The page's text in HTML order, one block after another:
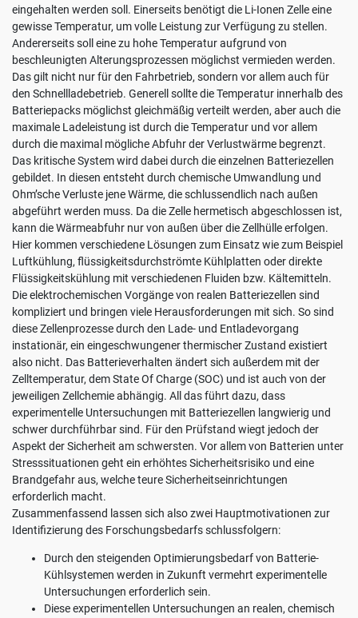
eingehalten werden soll. Einerseits benötigt die Li-Ionen Zelle eine
gewisse Temperatur, um volle Leistung zur Verfügung zu stellen.
Andererseits soll eine zu hohe Temperatur aufgrund von
beschleunigten Alterungsprozessen möglichst vermieden werden.
Das gilt nicht nur für den Fahrbetrieb, sondern vor allem auch für
den Schnellladebetrieb. Generell sollte die Temperatur innerhalb des
Batteriepacks möglichst gleichmäßig verteilt werden, aber auch die
maximale Ladeleistung ist durch die Temperatur und vor allem
durch die maximal mögliche Abfuhr der Verlustwärme begrenzt.
Das kritische System wird dabei durch die einzelnen Batteriezellen
gebildet. In diesen entsteht durch chemische Umwandlung und
Ohm’sche Verluste jene Wärme, die schlussendlich nach außen
abgeführt werden muss. Da die Zelle hermetisch abgeschlossen ist,
kann die Wärmeabfuhr nur von außen über die Zellhülle erfolgen.
Hier kommen verschiedene Lösungen zum Einsatz wie zum Beispiel
Luftkühlung, flüssigkeitsdurchströmte Kühlplatten oder direkte
Flüssigkeitskühlung mit verschiedenen Fluiden bzw. Kältemitteln.
Die elektrochemischen Vorgänge von realen Batteriezellen sind
kompliziert und bringen viele Herausforderungen mit sich. So sind
diese Zellenprozesse durch den Lade- und Entladevorgang
instationär, ein eingeschwungener thermischer Zustand existiert
also nicht. Das Batterieverhalten ändert sich außerdem mit der
Zelltemperatur, dem State Of Charge (SOC) und ist auch von der
jeweiligen Zellchemie abhängig. All das führt dazu, dass
experimentelle Untersuchungen mit Batteriezellen langwierig und
schwer durchführbar sind. Für den Prüfstand wiegt jedoch der
Aspekt der Sicherheit am schwersten. Vor allem von Batterien unter
Stresssituationen geht ein erhöhtes Sicherheitsrisiko und eine
Brandgefahr aus, welche teure Sicherheitseinrichtungen
erforderlich macht.
Zusammenfassend lassen sich also zwei Hauptmotivationen zur
Identifizierung des Forschungsbedarfs schlussfolgern:
Durch den steigenden Optimierungsbedarf von Batterie-
Kühlsystemen werden in Zukunft vermehrt experimentelle
Untersuchungen erforderlich sein.
Diese experimentellen Untersuchungen an realen, chemisch